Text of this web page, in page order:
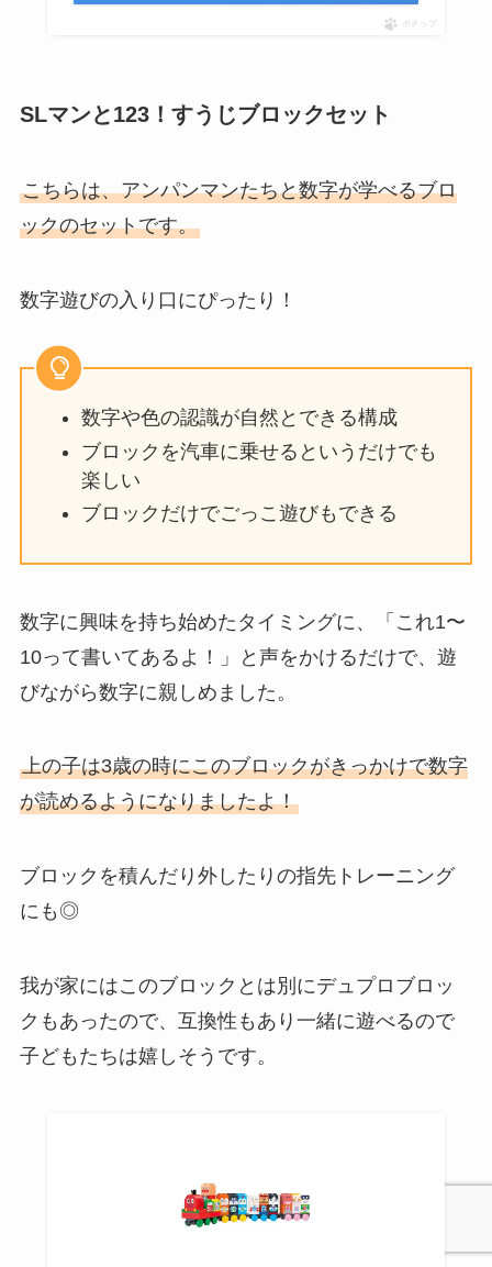
ポチップ
SLマンと123！すうじブロックセット
こちらは、アンパンマンたちと数字が学べるブロ
ックのセットです。
数字遊びの入り口にぴったり！
数字や色の認識が自然とできる構成
ブロックを汽車に乗せるというだけでも
楽しい
ブロックだけでごっこ遊びもできる
数字に興味を持ち始めたタイミングに、「これ1〜
10って書いてあるよ！」と声をかけるだけで、遊
びながら数字に親しめました。
上の子は3歳の時にこのブロックがきっかけで数字
が読めるようになりましたよ！
ブロックを積んだり外したりの指先トレーニング
にも◎
我が家にはこのブロックとは別にデュプロブロッ
クもあったので、互換性もあり一緒に遊べるので
子どもたちは嬉しそうです。